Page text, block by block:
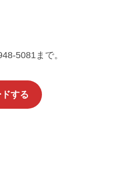
5081まで。
する